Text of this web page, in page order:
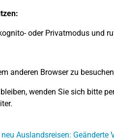
oder Privatmodus und
anderen Browser zu
wenden Sie sich bitte
Auslandsreisen: Geänderte